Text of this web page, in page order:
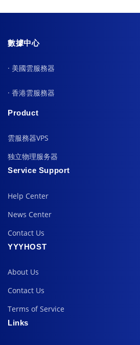
數據中心
· 美國雲服務器
· 香港雲服務器
Product
雲服務器VPS
独立物理服务器
Service Support
Help Center
News Center
Contact Us
YYYHOST
About Us
Contact Us
Terms of Service
Links